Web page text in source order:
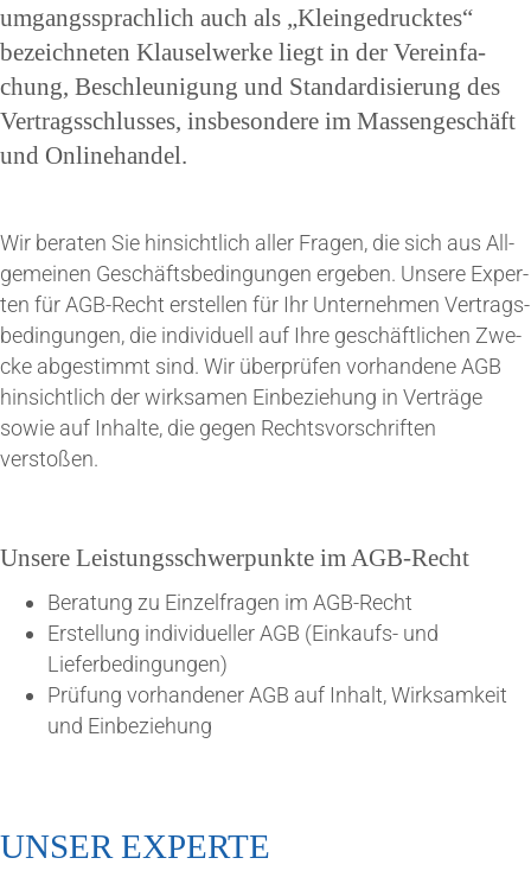
umgangs­sprach­lich auch als „Klein­ge­druck­tes“
bezeich­ne­ten Klau­sel­wer­ke liegt in der Ver­ein­fa­
chung, Beschleu­ni­gung und Stan­dar­di­sie­rung des
Ver­trags­schlus­ses, ins­be­son­de­re im Mas­sen­ge­schäft
und Onlinehandel.
Wir bera­ten Sie hin­sicht­lich aller Fra­gen, die sich aus All­
ge­mei­nen Geschäfts­be­din­gun­gen erge­ben. Unse­re Exper­
ten für AGB-Recht erstel­len für Ihr Unter­neh­men Ver­trags­
be­din­gun­gen, die indi­vi­du­ell auf Ihre geschäft­li­chen Zwe­
cke abge­stimmt sind. Wir über­prü­fen vor­han­de­ne AGB
hin­sicht­lich der wirk­sa­men Ein­be­zie­hung in Ver­trä­ge
sowie auf Inhal­te, die gegen Rechts­vor­schrif­ten
verstoßen.
Unse­re Leis­tungs­schwer­punk­te im AGB-Recht
Bera­tung zu Ein­zel­fra­gen im AGB-Recht
Erstel­lung indi­vi­du­el­ler AGB (Ein­kaufs- und
Lieferbedingungen)
Prü­fung vor­han­de­ner AGB auf Inhalt, Wirk­sam­keit
und Einbeziehung
UNSER EXPER­TE